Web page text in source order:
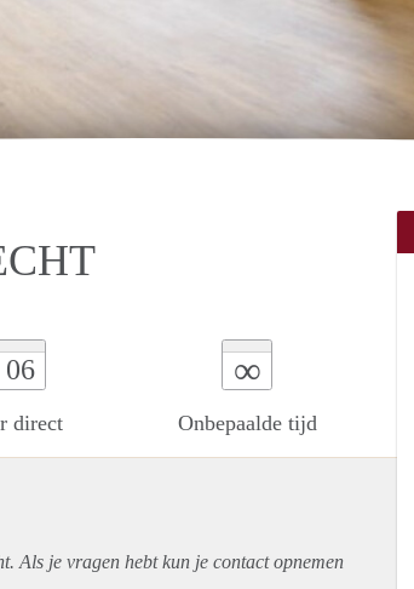
06
direct
∞
Onbepaalde tijd
Als je vragen hebt kun je contact opnemen